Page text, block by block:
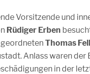
Vorsitzende und
Rüdiger Erben
Thomas
Anlass waren
in der